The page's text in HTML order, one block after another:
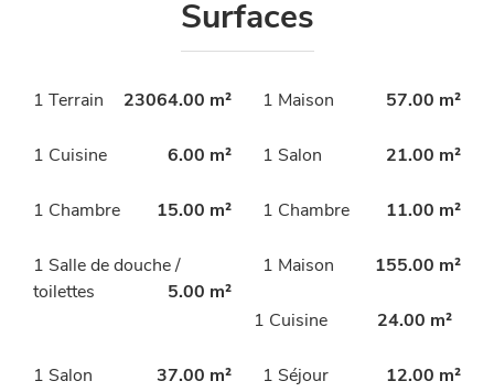
Surfaces
1 Terrain 23064.00 m² 1 Maison 57.00 m²
1 Cuisine 6.00 m² 1 Salon 21.00 m²
1 Chambre 15.00 m² 1 Chambre 11.00 m²
1 Salle de douche /
toilettes
5.00 m²
1 Maison 155.00 m²
1 Cuisine 24.00 m²
1 Séjour 12.00 m²
1 Salon 37.00 m²